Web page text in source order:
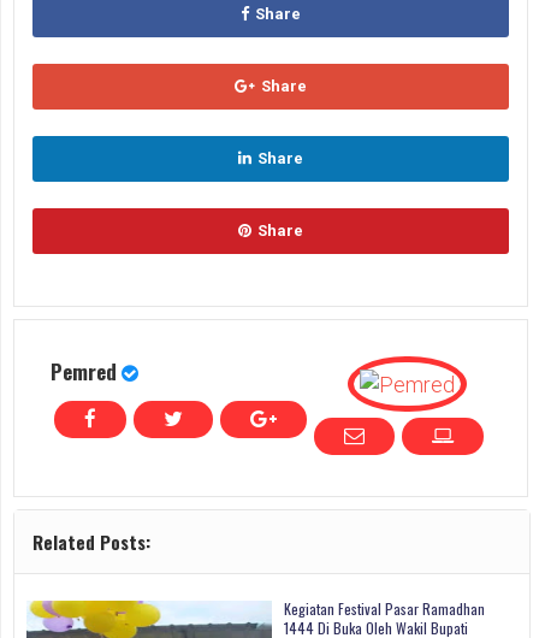
Share
Share
Share
Share
Pemred
Related Posts:
Kegiatan Festival Pasar Ramadhan
1444 Di Buka Oleh Wakil Bupati